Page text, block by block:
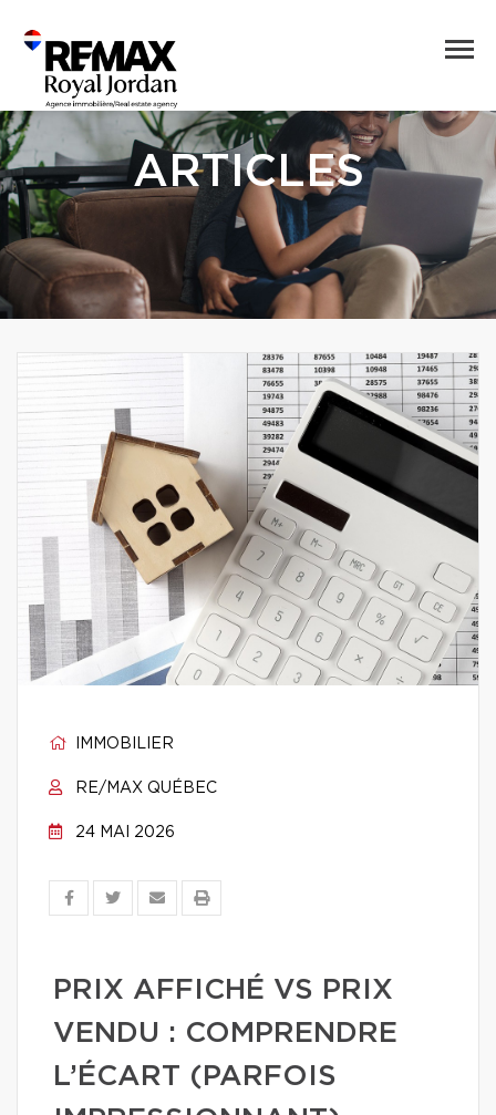
ARTICLES
IMMOBILIER
RE/MAX QUÉBEC
24 MAI 2026
PRIX AFFICHÉ VS PRIX
VENDU : COMPRENDRE
L’ÉCART (PARFOIS